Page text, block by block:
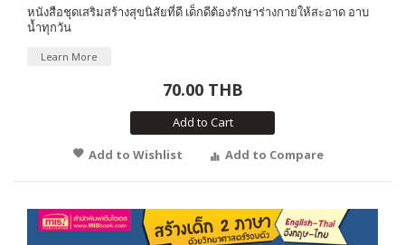
หนังสือชุดเสริมสร้างสุขนิสัยที่ดี เด็กดีต้องรักษาร่างกายให้สะอาด อาบ
น้ำทุกวัน
Learn More
70.00 THB
Add to Cart
Add to Wishlist
Add to Compare